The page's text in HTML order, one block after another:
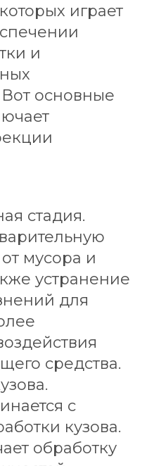
играет
и
основные
стадия.
мусора и
устранение
для
средства.
с
кузова.
обработку